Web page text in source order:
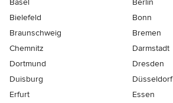
Basel
Berlin
Bielefeld
Bonn
Braunschweig
Bremen
Chemnitz
Darmstadt
Dortmund
Dresden
Duisburg
Düsseldorf
Erfurt
Essen